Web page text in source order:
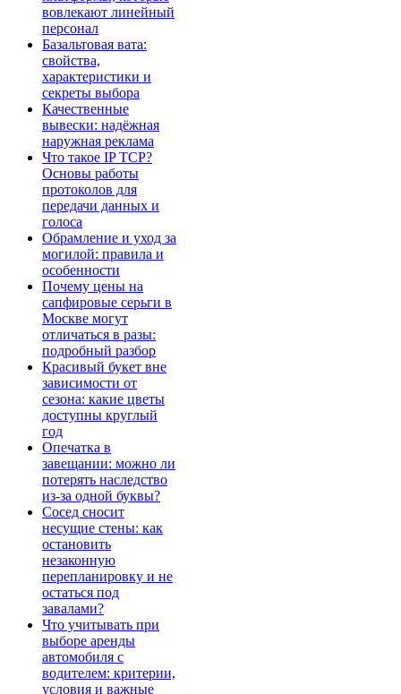
вовлекают линейный
персонал
Базальтовая вата:
свойства,
характеристики и
секреты выбора
Качественные
вывески: надёжная
наружная реклама
Что такое IP TCP?
Основы работы
протоколов для
передачи данных и
голоса
Обрамление и уход за
могилой: правила и
особенности
Почему цены на
сапфировые серьги в
Москве могут
отличаться в разы:
подробный разбор
Красивый букет вне
зависимости от
сезона: какие цветы
доступны круглый
год
Опечатка в
завещании: можно ли
потерять наследство
из-за одной буквы?
Сосед сносит
несущие стены: как
остановить
незаконную
перепланировку и не
остаться под
завалами?
Что учитывать при
выборе аренды
автомобиля с
водителем: критерии,
условия и важные